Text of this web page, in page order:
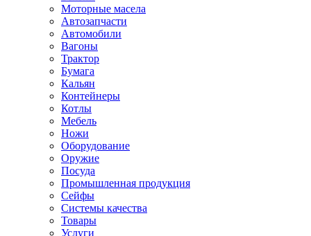
Моторные масела
Автозапчасти
Автомобили
Вагоны
Трактор
Бумага
Кальян
Контейнеры
Котлы
Мебель
Ножи
Оборудование
Оружие
Посуда
Промышленная продукция
Сейфы
Системы качества
Товары
Услуги